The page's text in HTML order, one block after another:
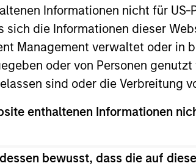
Informationen nicht für
sich die Informationen dieser
Management verwaltet oder
oder von Personen
sind oder die Verbreitung
enthaltenen Informationen
bewusst, dass die auf
communication services and
acquisition of Eaton Vance. Doug
separating at the rank of Lieutenant
Naval Academy and an MBA
and is a CFA charterholder.